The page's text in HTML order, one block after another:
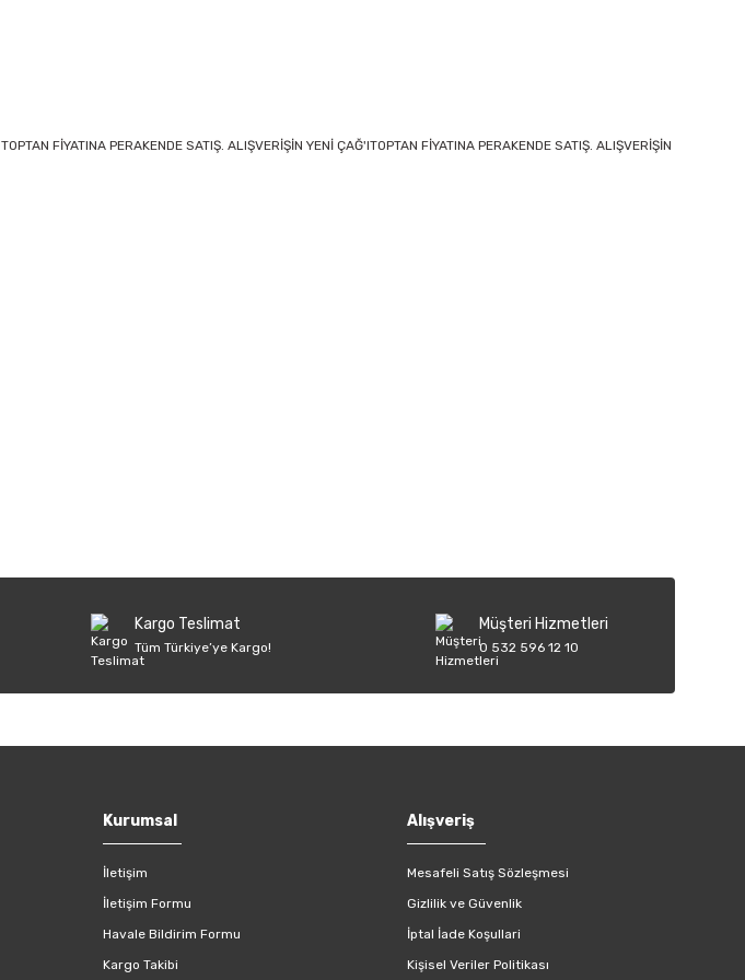
TOPTAN FİYATINA PERAKENDE SATIŞ. ALIŞVERİŞİN YENİ ÇAĞ'ITOPTAN FİYATINA PERAKENDE SATIŞ. ALIŞVERİŞİN
Kargo Teslimat
Tüm Türkiye’ye Kargo!
Müşteri Hizmetleri
0 532 596 12 10
Kurumsal
İletişim
İletişim Formu
Havale Bildirim Formu
Kargo Takibi
Alışveriş
Mesafeli Satış Sözleşmesi
Gizlilik ve Güvenlik
İptal İade Koşullari
Kişisel Veriler Politikası